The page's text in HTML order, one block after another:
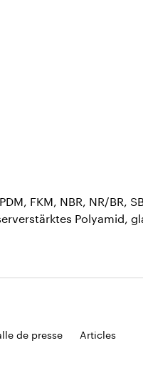
FKM, NBR, NR/BR,
Polyamid,
de presse Articles